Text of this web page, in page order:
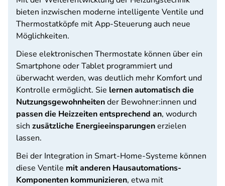
bieten inzwischen moderne intelligente Ventile und
Thermostatköpfe mit App-Steuerung auch neue
Möglichkeiten.
Diese elektronischen Thermostate können über ein
Smartphone oder Tablet programmiert und
überwacht werden, was deutlich mehr Komfort und
Kontrolle ermöglicht. Sie lernen automatisch die
Nutzungsgewohnheitender Bewohner:innen und
passen die Heizzeiten entsprechend an, wodurch
sich zusätzliche Energieeinsparungenerzielen
lassen.
Bei der Integration in Smart-Home-Systeme können
diese Ventile mit anderen Hausautomations-
Komponenten kommunizieren, etwa mit